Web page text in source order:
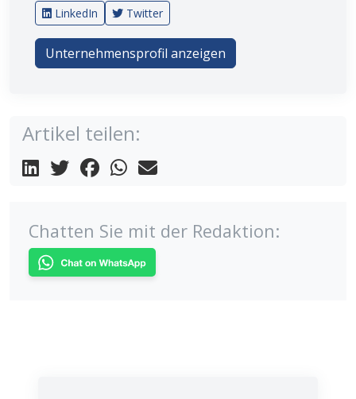
LinkedIn Twitter
Unternehmensprofil anzeigen
Artikel teilen:
Chatten Sie mit der Redaktion: